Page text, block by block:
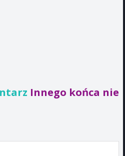
Innego końca nie